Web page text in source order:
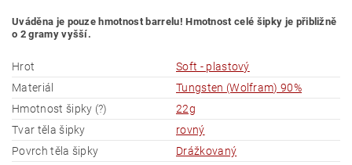
Uváděna je pouze hmotnost barrelu! Hmotnost celé šipky je přibližně
o 2 gramy vyšší.
Hrot
Soft - plastový
Materiál
Tungsten (Wolfram) 90%
Hmotnost šipky (?)
22g
Tvar těla šipky
rovný
Povrch těla šipky
Drážkovaný